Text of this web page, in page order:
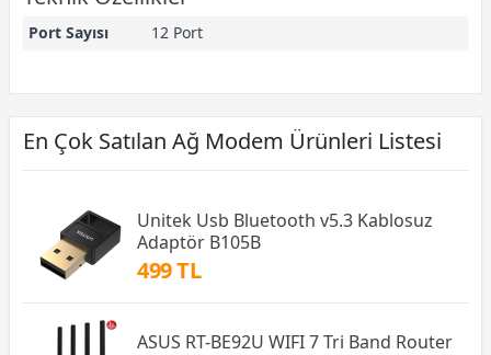
Port Sayısı 12 Port
En Çok Satılan Ağ Modem Ürünleri Listesi
Unitek Usb Bluetooth v5.3 Kablosuz
Adaptör B105B
499 TL
ASUS RT-BE92U WIFI 7 Tri Band Router